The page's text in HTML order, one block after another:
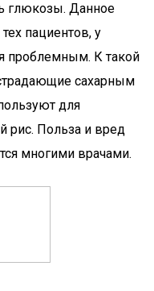
глюкозы. Данное
пациентов, у
проблемным. К такой
сахарным
для
рис. Польза и вред
многими врачами.